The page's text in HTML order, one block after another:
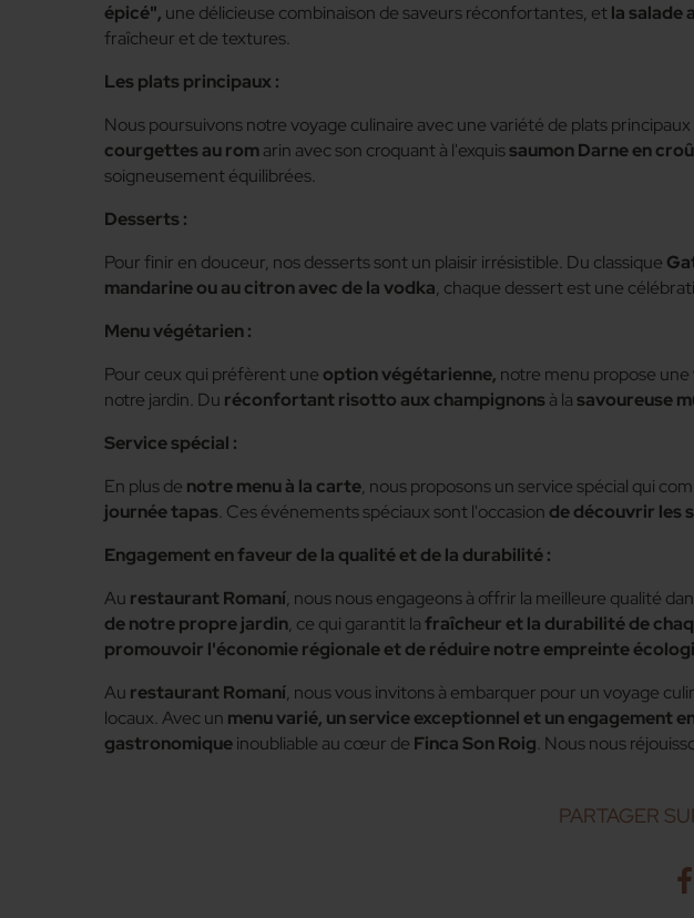
épicé", une délicieuse combinaison de saveurs réconfortantes, etla salade
fraîcheur et de textures.
Les plats principaux :
Nous poursuivons notre voyage culinaire avec une variété de plats
courgettes au romarin avec son croquant à l'exquissaumon Darne en
soigneusement équilibrées.
Desserts :
Pour finir en douceur, nos desserts sont un plaisir irrésistible. Du classique
mandarine ou au citron avec de la vodka, chaque dessert est une
Menu végétarien :
Pour ceux qui préfèrent une option végétarienne, notre menu propose une
notre jardin. Du réconfortant risotto aux champignonsà lasavoureuse
Service spécial :
En plus de notre menu à la carte, nous proposons un service spécial qui
journée tapas. Ces événements spéciaux sont l'occasion de découvrir les
Engagement en faveur de la qualité et de la durabilité :
Au restaurant Romaní, nous nous engageons à offrir la meilleure qualité
de notre propre jardin, ce qui garantit lafraîcheur et la durabilité de
promouvoir l'économie régionale et de réduire notre empreinte
Au restaurantRomaní, nous vous invitons à embarquer pour un voyage
locaux. Avec un menu varié, un service exceptionnel et un engagement
gastronomiqueinoubliable au cœur de Finca Son Roig. Nous nous
PARTAGER